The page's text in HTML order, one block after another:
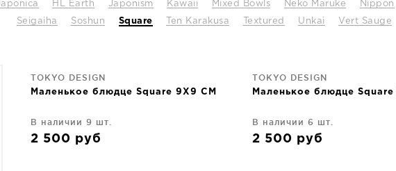
HL Earth Japonism Kawaii Mixed Bowls Neko Maruke Nippon
Seigaiha Soshun Square Ten Karakusa Textured Unkai Vert Sauge
TOKYO DESIGN
Маленькое блюдце Square 9X9 CM
В наличии 9 шт.
2 500 руб
TOKYO DESIGN
Маленькое блюдце Square
В наличии 6 шт.
2 500 руб